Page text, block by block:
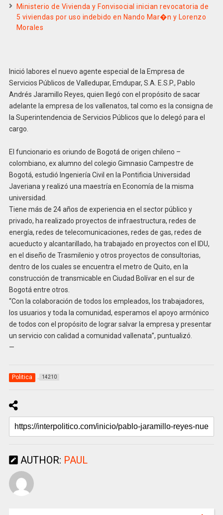
Ministerio de Vivienda y Fonvisocial inician revocatoria de
5 viviendas por uso indebido en Nando Mar�n y Lorenzo
Morales
Inició labores el nuevo agente especial de la Empresa de
Servicios Públicos de Valledupar, Emdupar, S.A. E.S.P., Pablo
Andrés Jaramillo Reyes, quien llegó con el propósito de sacar
adelante la empresa de los vallenatos, tal como es la consigna de
la Superintendencia de Servicios Públicos que lo delegó para el
cargo.
El funcionario es oriundo de Bogotá de origen chileno –
colombiano, ex alumno del colegio Gimnasio Campestre de
Bogotá, estudió Ingeniería Civil en la Pontificia Universidad
Javeriana y realizó una maestría en Economía de la misma
universidad.
Tiene más de 24 años de experiencia en el sector público y
privado, ha realizado proyectos de infraestructura, redes de
energía, redes de telecomunicaciones, redes de gas, redes de
acueducto y alcantarillado, ha trabajado en proyectos con el IDU,
en el diseño de Trasmilenio y otros proyectos de consultorias,
dentro de los cuales se encuentra el metro de Quito, en la
construcción de transmicable en Ciudad Bolívar en el sur de
Bogotá entre otros.
“Con la colaboración de todos los empleados, los trabajadores,
los usuarios y toda la comunidad, esperamos el apoyo armónico
de todos con el propósito de lograr salvar la empresa y presentar
un servicio con calidad a comunidad vallenata”, puntualizó.
—
Politica 14210
AUTHOR: PAUL